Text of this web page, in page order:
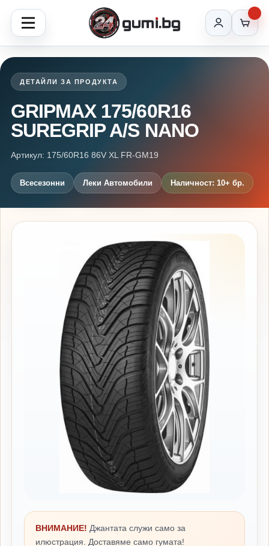
ДЕТАЙЛИ ЗА ПРОДУКТА
GRIPMAX 175/60R16
SUREGRIP A/S NANO
Артикул: 175/60R16 86V XL FR-GM19
Всесезонни Леки Автомобили Наличност: 10+ бр.
ВНИМАНИЕ! Джантата служи само за
илюстрация. Доставяме само гумата!